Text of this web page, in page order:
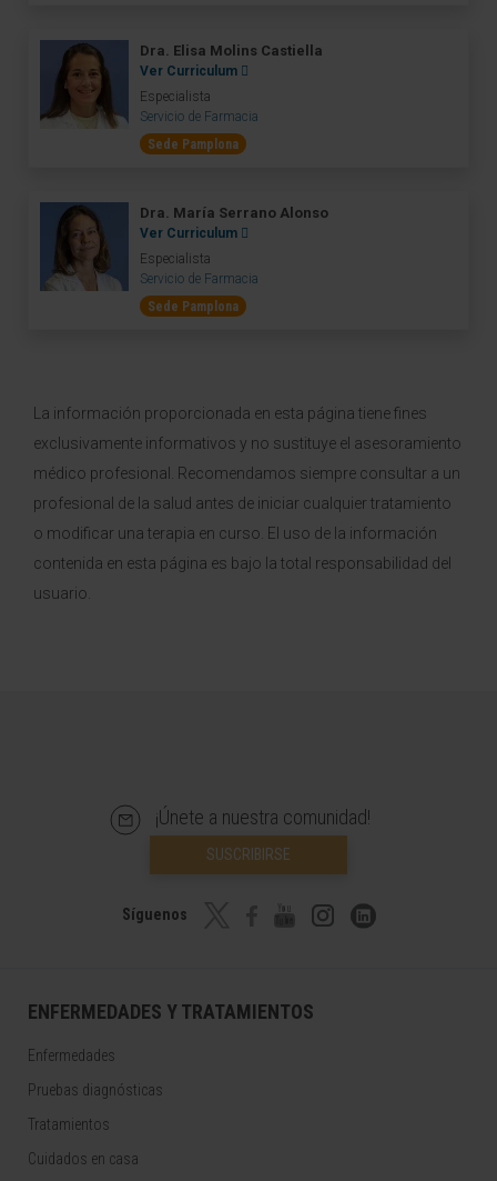
Dra. Elisa Molins Castiella
Ver Curriculum
Especialista
Servicio de Farmacia
Sede Pamplona
Dra. María Serrano Alonso
Ver Curriculum
Especialista
Servicio de Farmacia
Sede Pamplona
La información proporcionada en esta página tiene fines
exclusivamente informativos y no sustituye el asesoramiento
médico profesional. Recomendamos siempre consultar a un
profesional de la salud antes de iniciar cualquier tratamiento
o modificar una terapia en curso. El uso de la información
contenida en esta página es bajo la total responsabilidad del
usuario.
¡Únete a nuestra comunidad!
SUSCRIBIRSE
Síguenos
ENFERMEDADES Y TRATAMIENTOS
Enfermedades
Pruebas diagnósticas
Tratamientos
Cuidados en casa